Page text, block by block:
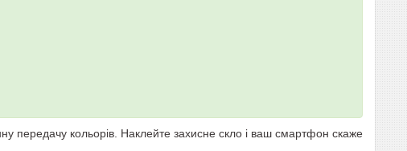
передачу кольорів. Наклейте захисне скло і ваш смартфон скаже